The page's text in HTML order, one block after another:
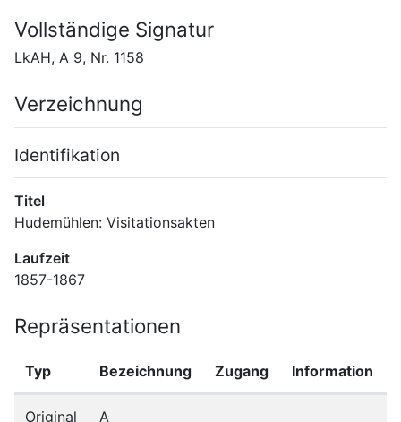
Vollständige Signatur
LkAH, A 9, Nr. 1158
Verzeichnung
Identifikation
Titel
Hudemühlen: Visitationsakten
Laufzeit
1857-1867
Repräsentationen
Typ Bezeichnung Zugang Information
Original A